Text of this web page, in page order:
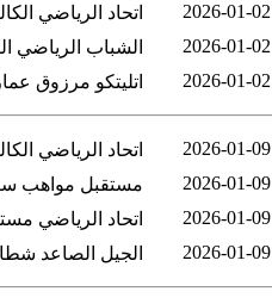
2026-01-02
اتحاد الرياضي
2026-01-02
الشباب الرياضي
2026-01-02
اتليتكو مرزوق عمار
2026-01-09 اتحاد الرياضي
2026-01-09
مستقبل مواهب
2026-01-09
اتحاد الرياضي
2026-01-09
الجيل الصاعد